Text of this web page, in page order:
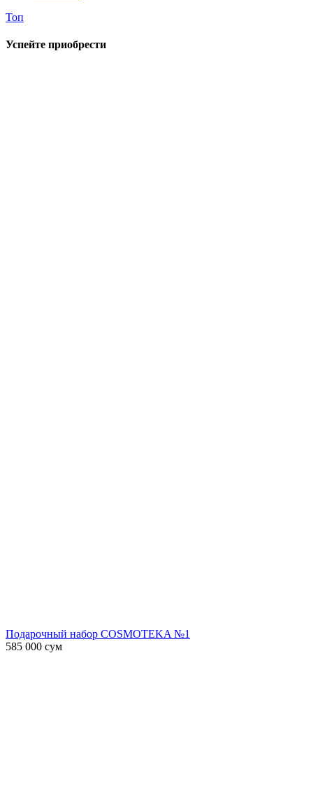
Топ
Успейте приобрести
Подарочный набор COSMOTEKA №1
585 000 сум